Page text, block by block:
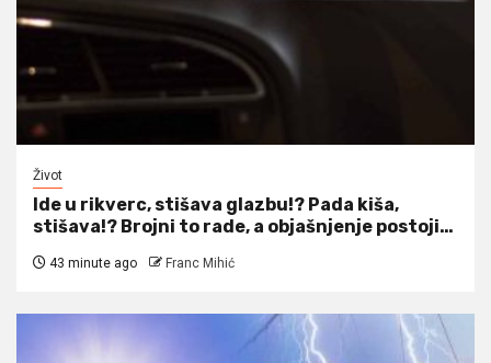
Život
Ide u rikverc, stišava glazbu!? Pada kiša,
stišava!? Brojni to rade, a objašnjenje postoji…
43 minute ago Franc Mihić